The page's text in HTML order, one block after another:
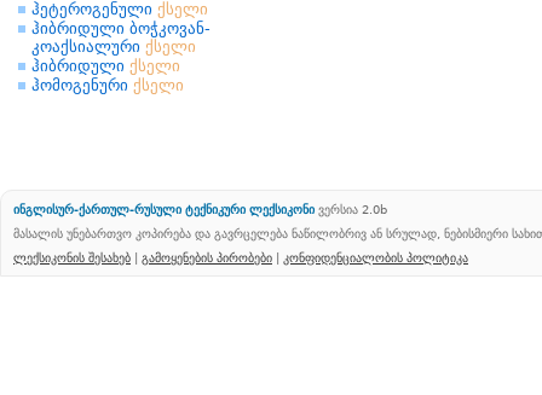
ჰეტეროგენული ქსელი
ჰიბრიდული ბოჭკოვან-
კოაქსიალური ქსელი
ჰიბრიდული ქსელი
ჰომოგენური ქსელი
ინგლისურ-ქართულ-რუსული ტექნიკური ლექსიკონი ვერსია 2.0b
მასალის უნებართვო კოპირება და გავრცელება ნაწილობრივ ან სრულად, ნებისმიერი
ლექსიკონის შესახებ | გამოყენების პირობები | კონფიდენციალობის პოლიტიკა